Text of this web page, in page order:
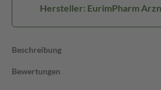
Hersteller: EurimPharm
Beschreibung
Bewertungen